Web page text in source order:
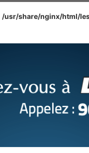
/usr/share/nginx/html/